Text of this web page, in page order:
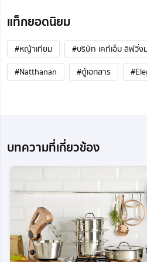
แท็กยอดนิยม
#หญ้าเทียม
#บริษัท เคทีเอ็ม ลิฟวิ่
#Natthanan
#ตู้เอกสาร
บทความที่เกี่ยวข้อง